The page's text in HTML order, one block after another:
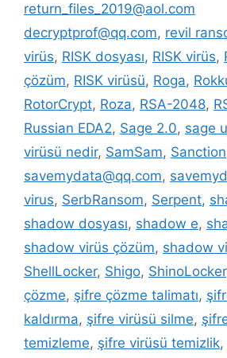
return_files_2019@aol.com
decryptprof@qq.com, revil
virüs, RISK dosyası, RISK virüs,
çözüm, RISK virüsü, Roga,
RotorCrypt, Roza, RSA-2048,
Russian EDA2, Sage 2.0, sage
virüsü nedir, SamSam, Sanction
savemydata@qq.com,
virus, SerbRansom, Serpent,
shadow dosyası, shadow e,
shadow virüs çözüm, shadow
ShellLocker, Shigo, ShinoLocker
çözme, şifre çözme talimatı,
kaldırma, şifre virüsü silme,
temizleme, şifre virüsü temizlik,